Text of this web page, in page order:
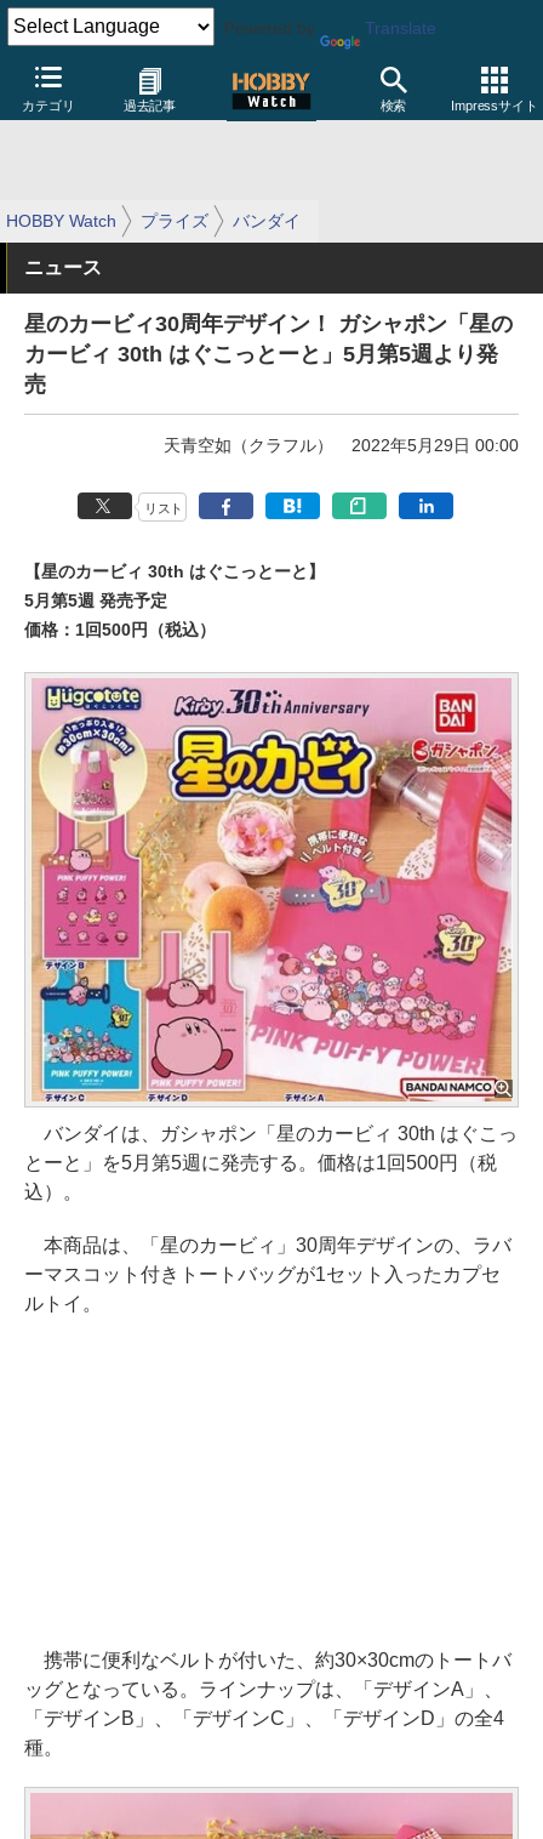
Powered by Translate
カテゴリ 過去記事 検索 Impressサイト
HOBBY Watch プライズ バンダイ
ニュース
星のカービィ30周年デザイン！ ガシャポン「星の
カービィ 30th はぐこっとーと」5月第5週より発
売
天青空如（クラフル） 2022年5月29日 00:00
リスト
【星のカービィ 30th はぐこっとーと】
5月第5週 発売予定
価格：1回500円（税込）
バンダイは、ガシャポン「星のカービィ 30th はぐこっ
とーと」を5月第5週に発売する。価格は1回500円（税
込）。
本商品は、「星のカービィ」30周年デザインの、ラバ
ーマスコット付きトートバッグが1セット入ったカプセ
ルトイ。
携帯に便利なベルトが付いた、約30×30cmのトートバ
ッグとなっている。ラインナップは、「デザインA」、
「デザインB」、「デザインC」、「デザインD」の全4
種。